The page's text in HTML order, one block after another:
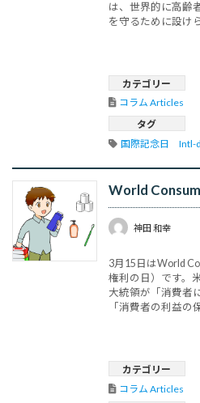
は、世界的に高齢
を守るために設け
では「敬老の日」
思われがちですが
は2011年にその尊
日･･･
カテゴリー
コラム Articles
タグ
国際記念日　Intl-
World
神田 和幸
3月15日はWorld
権利の日）です。
大統領が「消費者
「消費者の利益の
議会への特別教書
とに由来して、国
権利「安全を求め
択･･･
カテゴリー
コラム Articles